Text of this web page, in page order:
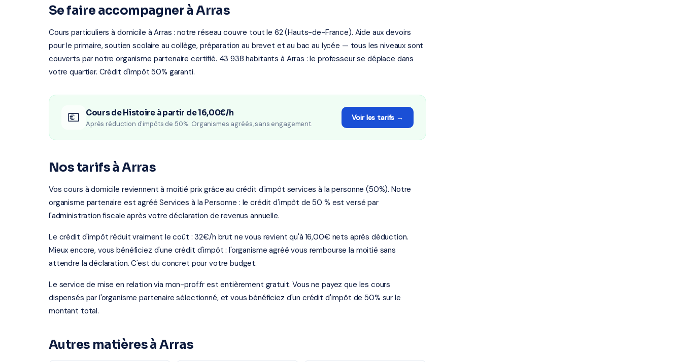
Se faire accompagner à Arras
Cours particuliers à domicile à Arras : notre réseau couvre tout le 62 (Hauts-de-France). Aide aux devoirs
pour le primaire, soutien scolaire au collège, préparation au brevet et au bac au lycée — tous les niveaux sont
couverts par notre organisme partenaire certifié. 43 938 habitants à Arras : le professeur se déplace dans
votre quartier. Crédit d'impôt 50% garanti.
💶 Cours de Histoire à partir de 16,00€/h
Après réduction d'impôts de 50%. Organismes agréés, sans engagement.
Voir les tarifs →
Nos tarifs à Arras
Vos cours à domicile reviennent à moitié prix grâce au crédit d'impôt services à la personne (50%). Notre
organisme partenaire est agréé Services à la Personne : le crédit d'impôt de 50 % est versé par
l'administration fiscale après votre déclaration de revenus annuelle.
Le crédit d'impôt réduit vraiment le coût : 32€/h brut ne vous revient qu'à 16,00€ nets après déduction.
Mieux encore, vous bénéficiez d'une crédit d'impôt : l'organisme agréé vous rembourse la moitié sans
attendre la déclaration. C'est du concret pour votre budget.
Le service de mise en relation via mon-prof.fr est entièrement gratuit. Vous ne payez que les cours
dispensés par l'organisme partenaire sélectionné, et vous bénéficiez d'un crédit d'impôt de 50% sur le
montant total.
Autres matières à Arras